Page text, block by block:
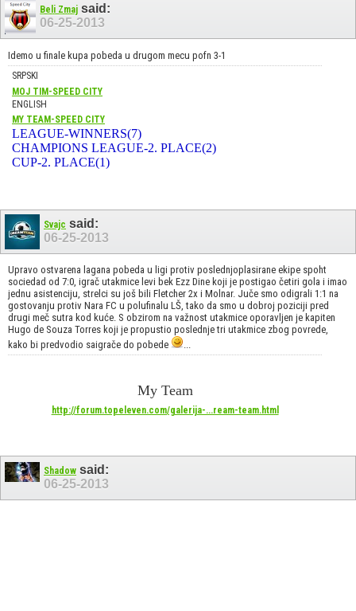
Beli Zmaj said:
06-25-2013
Idemo u finale kupa pobeda u drugom mecu pofn 3-1
SRPSKI
MOJ TIM-SPEED CITY
ENGLISH
MY TEAM-SPEED CITY
LEAGUE-WINNERS(7)
CHAMPIONS LEAGUE-2. PLACE(2)
CUP-2. PLACE(1)
Svajc said:
06-25-2013
Upravo ostvarena lagana pobeda u ligi protiv poslednjoplasirane ekipe spoht
sociedad od 7:0, igrač utakmice levi bek Ezz Dine koji je postigao četiri gola i imao
jednu asistenciju, strelci su još bili Fletcher 2x i Molnar. Juče smo odigrali 1:1 na
gostovanju protiv Nara FC u polufinalu LŠ, tako da smo u dobroj poziciji pred
drugi meč sutra kod kuće. S obzirom na važnost utakmice oporavljen je kapiten
Hugo de Souza Torres koji je propustio poslednje tri utakmice zbog povrede,
kako bi predvodio saigrače do pobede
...
My Team
http://forum.topeleven.com/galerija-...ream-team.html
Shadow said:
06-25-2013